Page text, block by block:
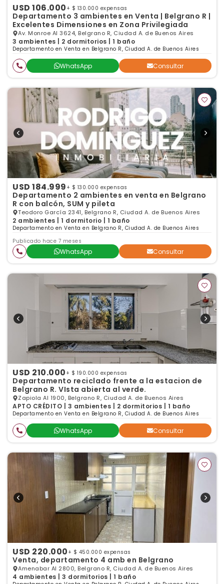
USD 106.000 + $ 130.000 expensas
Departamento 3 ambientes en Venta | Belgrano R |
Excelentes Dimensiones en Zona Privilegiada
Av. Monroe Al 3624, Belgrano R, Ciudad A. de Buenos Aires
3 ambientes | 2 dormitorios | 1 baño
Departamento en Venta en Belgrano R, Ciudad A. de Buenos Aires
WhatsApp Consultar
USD 184.999 + $ 130.000 expensas
Departamento 2 ambientes en venta en Belgrano
R con balcón, SUM y pileta
Teodoro García 2341, Belgrano R, Ciudad A. de Buenos Aires
2 ambientes | 1 dormitorio | 1 baño
Departamento en Venta en Belgrano R, Ciudad A. de Buenos Aires
Publicado hace 7 meses
WhatsApp Consultar
USD 210.000 + $ 190.000 expensas
Departamento reciclado frente a la estacion de
Belgrano R. VIsta abierta al verde.
Zapiola Al 1900, Belgrano R, Ciudad A. de Buenos Aires
APTO CRÉDITO | 3 ambientes | 2 dormitorios | 1 baño
Departamento en Venta en Belgrano R, Ciudad A. de Buenos Aires
WhatsApp Consultar
USD 220.000 + $ 450.000 expensas
Venta, departamento 4 amb en Belgrano
Amenabar Al 2800, Belgrano R, Ciudad A. de Buenos Aires
4 ambientes | 3 dormitorios | 1 baño